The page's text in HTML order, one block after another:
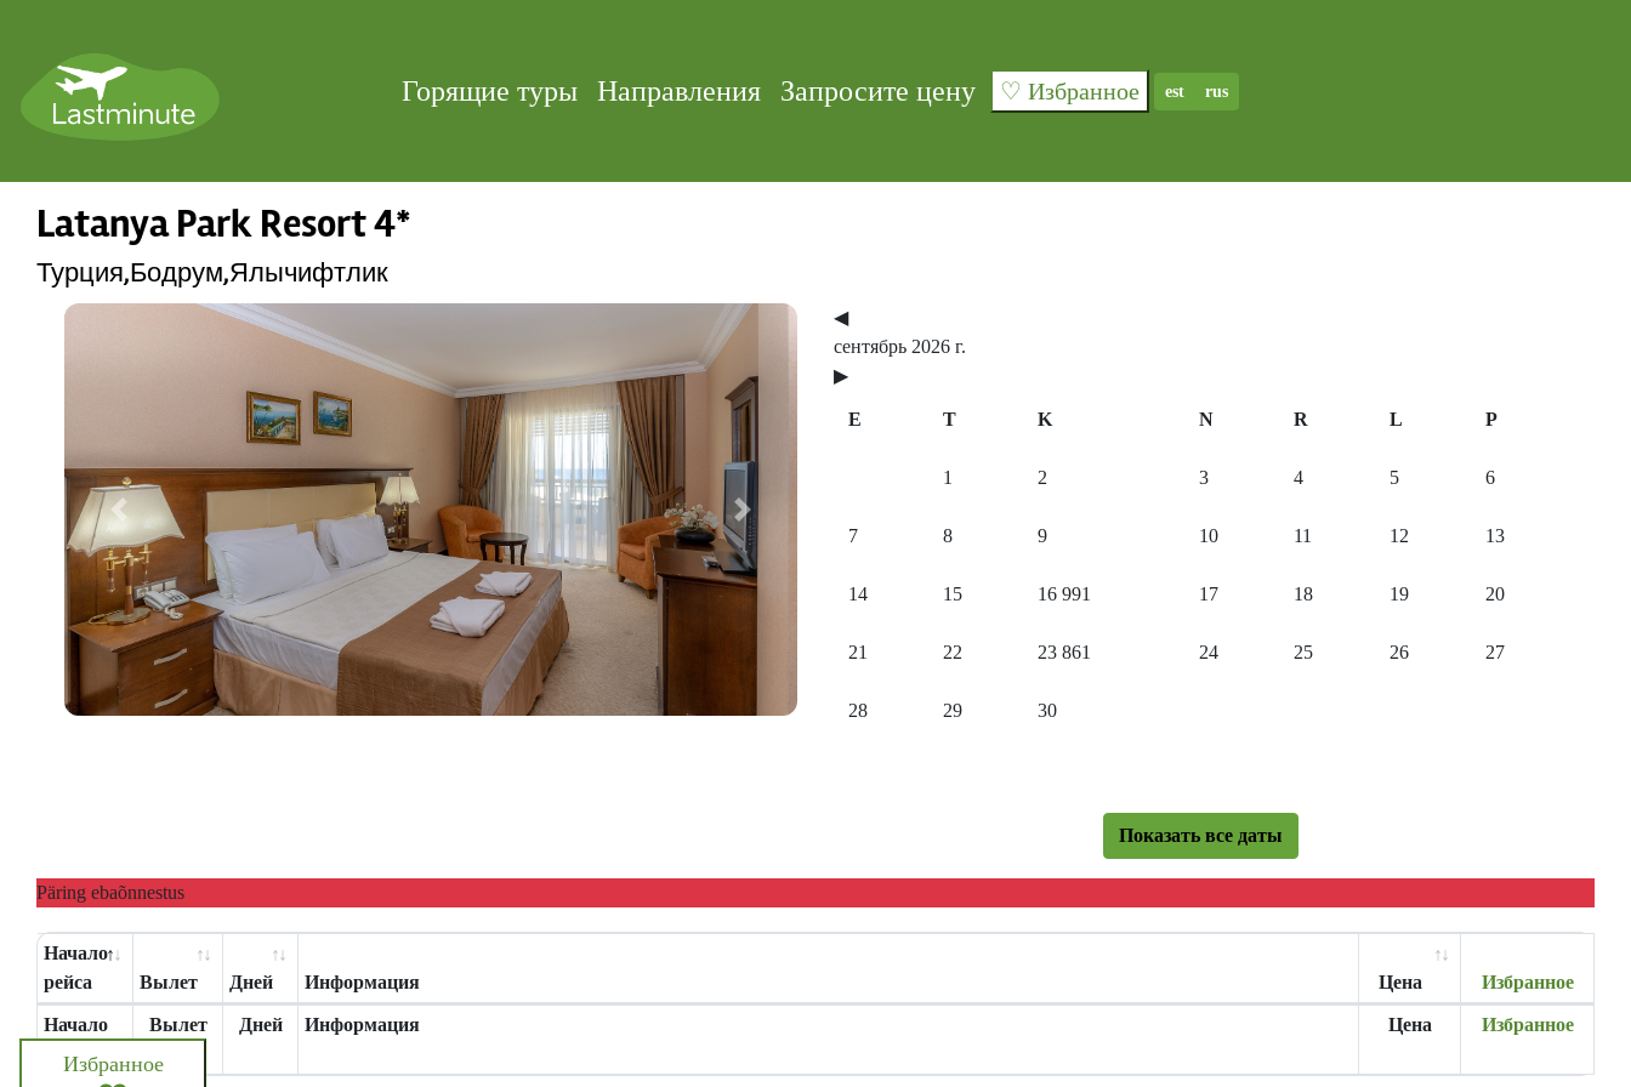
Горящие туры Направления Запросите цену ♡ Избранное est rus
Latanya Park Resort 4*
Турция,Бодрум,Ялычифтлик
Previous Next
◀
сентябрь 2026 г.
▶
E T K N R L P
1 2 3 4 5 6
7 8 9 10 11 12 13
14 15 16 991 17 18 19 20
21 22 23 861 24 25 26 27
28 29 30
Показать все даты
Päring ebaõnnestus
Начало
рейса
Вылет Дней Информация Цена Избранное
Начало
рейса
Вылет Дней Информация Цена Избранное
Избранное